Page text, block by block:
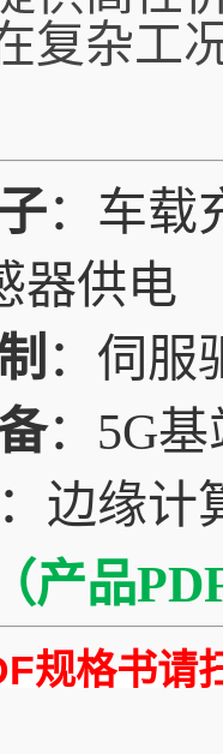
复杂工
：车载
器供电
：伺服
：5G
：边缘计
产品
格书请